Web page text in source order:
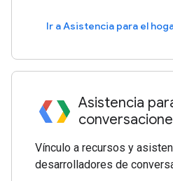
Ir a Asistencia para el
Asistencia
Vínculo a recursos y
desarrolladores de